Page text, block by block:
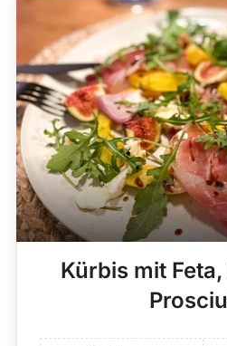
Kürbis mit